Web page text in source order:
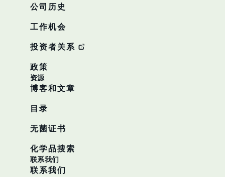
公司历史
工作机会
投资者关系
政策
资源
博客和文章
目录
无菌证书
化学品搜索
联系我们
联系我们